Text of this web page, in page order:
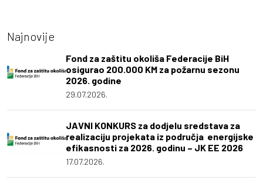
Najnovije
Fond za zaštitu okoliša Federacije BiH
osigurao 200.000 KM za požarnu sezonu
2026. godine
29.07.2026.
JAVNI KONKURS za dodjelu sredstava za
realizaciju projekata iz područja energijske
efikasnosti za 2026. godinu – JK EE 2026
17.07.2026.